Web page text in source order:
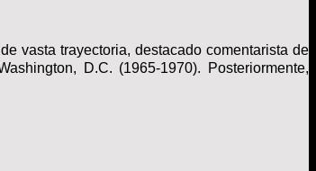
vasta trayectoria, destacado comentarista de
D.C. (1965-1970). Posteriormente,